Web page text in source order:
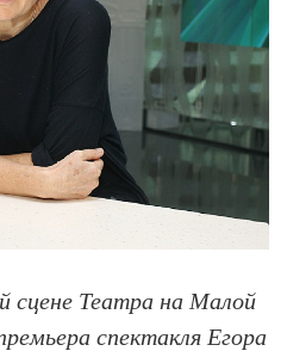
сцене Театра на Малой
спектакля Егора